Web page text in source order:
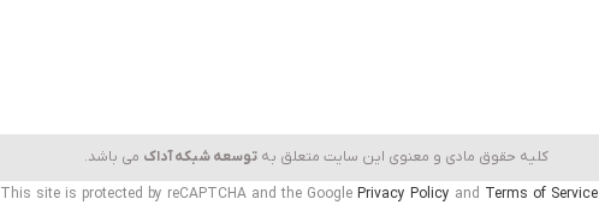
کلیه حقوق مادی و معنوی این سایت متعلق به توسعه شبکه آداک می باشد.
This site is protected by reCAPTCHA and the Google Privacy Policy and Terms of Service